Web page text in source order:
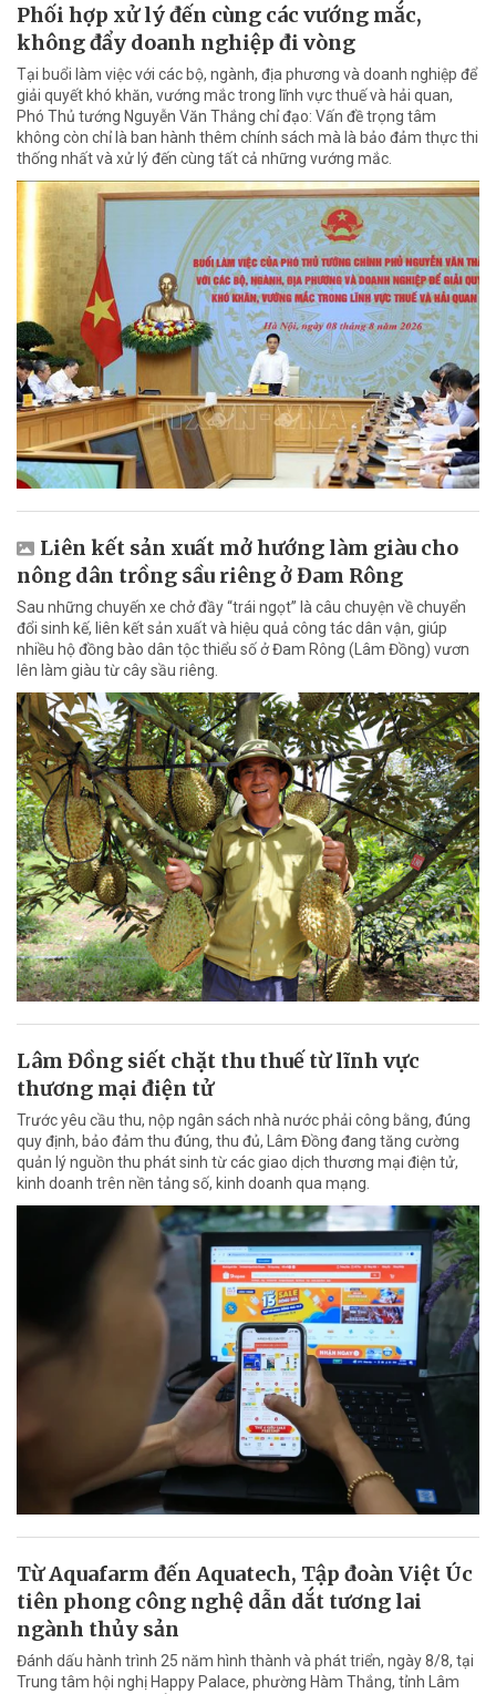
Phối hợp xử lý đến cùng các vướng mắc,
không đẩy doanh nghiệp đi vòng
Tại buổi làm việc với các bộ, ngành, địa phương và doanh nghiệp để
giải quyết khó khăn, vướng mắc trong lĩnh vực thuế và hải quan,
Phó Thủ tướng Nguyễn Văn Thắng chỉ đạo: Vấn đề trọng tâm
không còn chỉ là ban hành thêm chính sách mà là bảo đảm thực thi
thống nhất và xử lý đến cùng tất cả những vướng mắc.
Liên kết sản xuất mở hướng làm giàu cho
nông dân trồng sầu riêng ở Đam Rông
Sau những chuyến xe chở đầy “trái ngọt” là câu chuyện về chuyển
đổi sinh kế, liên kết sản xuất và hiệu quả công tác dân vận, giúp
nhiều hộ đồng bào dân tộc thiểu số ở Đam Rông (Lâm Đồng) vươn
lên làm giàu từ cây sầu riêng.
Lâm Đồng siết chặt thu thuế từ lĩnh vực
thương mại điện tử
Trước yêu cầu thu, nộp ngân sách nhà nước phải công bằng, đúng
quy định, bảo đảm thu đúng, thu đủ, Lâm Đồng đang tăng cường
quản lý nguồn thu phát sinh từ các giao dịch thương mại điện tử,
kinh doanh trên nền tảng số, kinh doanh qua mạng.
Từ Aquafarm đến Aquatech, Tập đoàn Việt Úc
tiên phong công nghệ dẫn dắt tương lai
ngành thủy sản
Đánh dấu hành trình 25 năm hình thành và phát triển, ngày 8/8, tại
Trung tâm hội nghị Happy Palace, phường Hàm Thắng, tỉnh Lâm